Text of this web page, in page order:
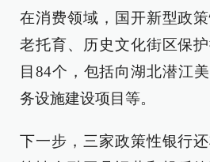
在消费领域，国开新型政
老托育、历史文化街区保
目84个，包括向湖北潜江
务设施建设项目等。
下一步，三家政策性银行